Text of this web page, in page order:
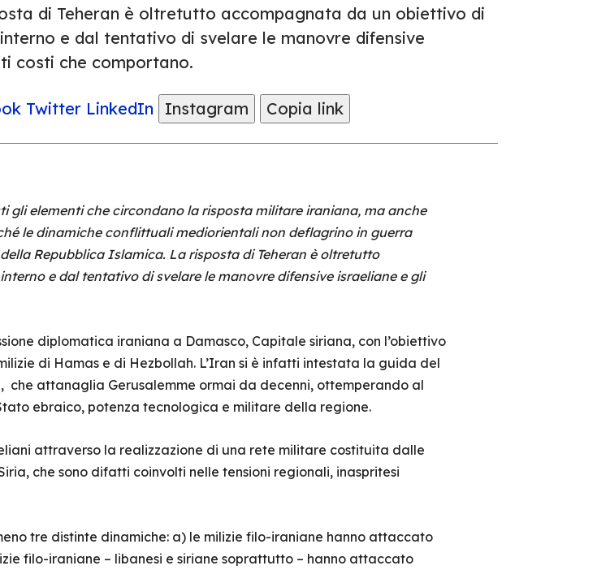
di Teheran è oltretutto accompagnata da un obiettivo di
e dal tentativo di svelare le manovre difensive
costi che comportano.
Twitter LinkedIn Instagram Copia link
gli elementi che circondano la risposta militare iraniana, ma anche
le dinamiche conflittuali mediorientali non deflagrino in guerra
Repubblica Islamica. La risposta di Teheran è oltretutto
e dal tentativo di svelare le manovre difensive israeliane e gli
diplomatica iraniana a Damasco, Capitale siriana, con l’obiettivo
di Hamas e di Hezbollah. L’Iran si è infatti intestata la guida del
che attanaglia Gerusalemme ormai da decenni, ottemperando al
ebraico, potenza tecnologica e militare della regione.
attraverso la realizzazione di una rete militare costituita dalle
che sono difatti coinvolti nelle tensioni regionali, inaspritesi
tre distinte dinamiche: a) le milizie filo-iraniane hanno attaccato
filo-iraniane – libanesi e siriane soprattutto – hanno attaccato